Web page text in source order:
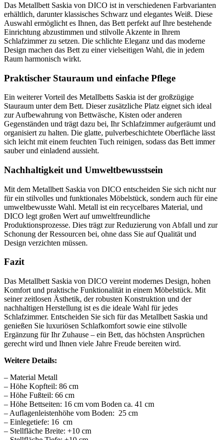
Das Metallbett Saskia von DICO ist in verschiedenen Farbvarianten
erhältlich, darunter klassisches Schwarz und elegantes Weiß. Diese
Auswahl ermöglicht es Ihnen, das Bett perfekt auf Ihre bestehende
Einrichtung abzustimmen und stilvolle Akzente in Ihrem
Schlafzimmer zu setzen. Die schlichte Eleganz und das moderne
Design machen das Bett zu einer vielseitigen Wahl, die in jedem
Raum harmonisch wirkt.
Praktischer Stauraum und einfache Pflege
Ein weiterer Vorteil des Metallbetts Saskia ist der großzügige
Stauraum unter dem Bett. Dieser zusätzliche Platz eignet sich ideal
zur Aufbewahrung von Bettwäsche, Kisten oder anderen
Gegenständen und trägt dazu bei, Ihr Schlafzimmer aufgeräumt und
organisiert zu halten. Die glatte, pulverbeschichtete Oberfläche lässt
sich leicht mit einem feuchten Tuch reinigen, sodass das Bett immer
sauber und einladend aussieht.
Nachhaltigkeit und Umweltbewusstsein
Mit dem Metallbett Saskia von DICO entscheiden Sie sich nicht nur
für ein stilvolles und funktionales Möbelstück, sondern auch für eine
umweltbewusste Wahl. Metall ist ein recycelbares Material, und
DICO legt großen Wert auf umweltfreundliche
Produktionsprozesse. Dies trägt zur Reduzierung von Abfall und zur
Schonung der Ressourcen bei, ohne dass Sie auf Qualität und
Design verzichten müssen.
Fazit
Das Metallbett Saskia von DICO vereint modernes Design, hohen
Komfort und praktische Funktionalität in einem Möbelstück. Mit
seiner zeitlosen Ästhetik, der robusten Konstruktion und der
nachhaltigen Herstellung ist es die ideale Wahl für jedes
Schlafzimmer. Entscheiden Sie sich für das Metallbett Saskia und
genießen Sie luxuriösen Schlafkomfort sowie eine stilvolle
Ergänzung für Ihr Zuhause – ein Bett, das höchsten Ansprüchen
gerecht wird und Ihnen viele Jahre Freude bereiten wird.
Weitere Details:
– Material Metall
– Höhe Kopfteil: 86 cm
– Höhe Fußteil: 66 cm
– Höhe Bettseiten: 16 cm vom Boden ca. 41 cm
– Auflagenleistenhöhe vom Boden: 25 cm
– Einlegetiefe: 16 cm
– Stellfläche Breite: +10 cm